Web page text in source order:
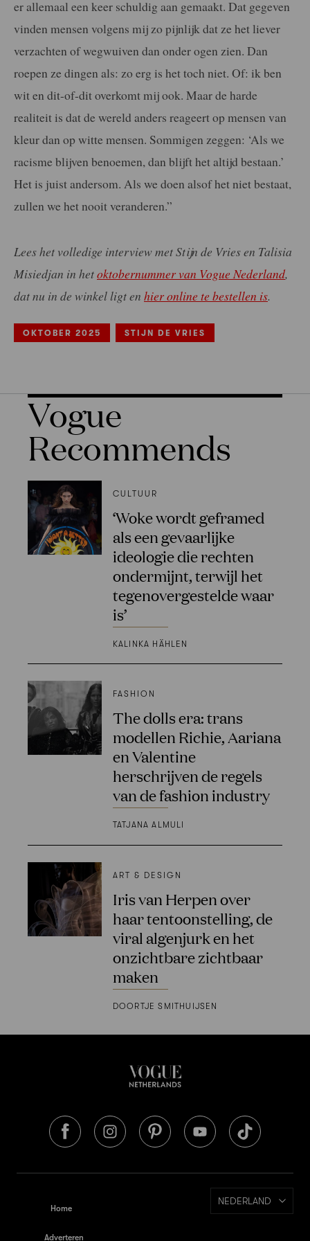
er allemaal een keer schuldig aan gemaakt. Dat gegeven
vinden mensen volgens mij zo pijnlijk dat ze het liever
verzachten of wegwuiven dan onder ogen zien. Dan
roepen ze dingen als: zo erg is het toch niet. Of: ik ben
wit en dit-of-dit overkomt mij ook. Maar de harde
realiteit is dat de wereld anders reageert op mensen van
kleur dan op witte mensen. Sommigen zeggen: ‘Als we
racisme blijven benoemen, dan blijft het altijd bestaan.’
Het is juist andersom. Als we doen alsof het niet bestaat,
zullen we het nooit veranderen.”
Lees het volledige interview met Stijn de Vries en Talisia
Misiedjan in hetoktobernummer van Vogue Nederland,
dat nu in de winkel ligt en hier online te bestellen is.
OKTOBER 2025 STIJN DE VRIES
Vogue
Recommends
CULTUUR
‘Woke wordt geframed
als een gevaarlijke
ideologie die rechten
ondermijnt, terwijl het
tegenovergestelde waar
is’
KALINKA HÄHLEN
FASHION
The dolls era: trans
modellen Richie, Aariana
en Valentine
herschrijven de regels
van de fashion industry
TATJANA ALMULI
ART & DESIGN
Iris van Herpen over
haar tentoonstelling, de
viral algenjurk en het
onzichtbare zichtbaar
maken
DOORTJE SMITHUIJSEN
Home
Adverteren
NEDERLAND